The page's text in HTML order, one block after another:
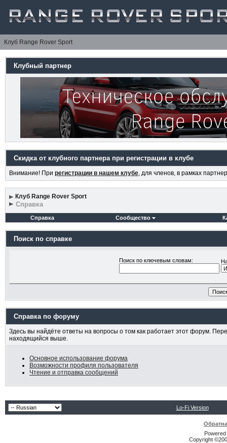
Клуб Range Rover Sport
Клубный партнер
Скидка от клубного партнера при регистрации в клубе
Внимание! При регистрации в нашем клубе, для членов, в рамках
Клуб Range Rover Sport
Справка
Справка Сообщество
Поиск по справке
Поиск по ключевым словам:
Справка по форуму
Здесь вы найдёте ответы на вопросы о том как работает этот форум.
находящийся выше.
Основное использование форума
Возможности профиля пользователя
Чтение и отправка сообщений
Lo-Fi Version
Copyright